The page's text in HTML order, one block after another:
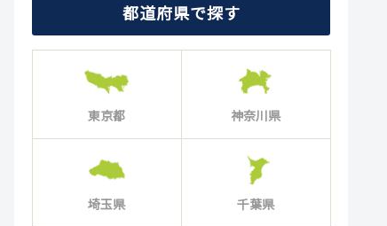
都道府県で探す
東京都 神奈川県
埼玉県 千葉県